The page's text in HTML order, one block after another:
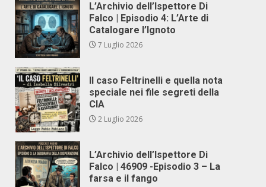
L’Archivio dell’Ispettore Di
Falco | Episodio 4: L’Arte di
Catalogare l’Ignoto
7 Luglio 2026
Il caso Feltrinelli e quella nota
speciale nei file segreti della
CIA
2 Luglio 2026
L’Archivio dell’Ispettore Di
Falco | 46909 -Episodio 3 – La
farsa e il fango